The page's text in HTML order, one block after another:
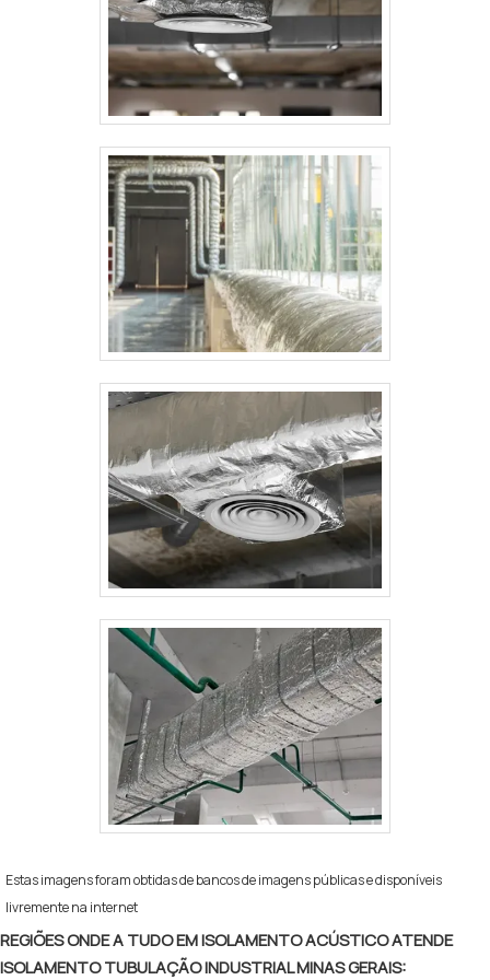
largura padrão de 1 metro. A escolha da
espessura ideal depende do nível de
proteção mecânica desejado e das
exigências do ambiente da aplicação
(ambientes externos, áreas de tráfego,
locais úmidos, etc.). Esse tipo de
revestimento é recomendado para:
Isolamento de tubulações e caldeiras;
Revestimento de tanques e dutos;
Ambientes industriais, alimentícios e
petroquímicos. Além do visual limpo e
profissional, o alumínio também possui
propriedades refletivas que ajudam no
controle térmico.
Estas imagens foram obtidas de bancos de imagens públicas e disponíveis
livremente na internet
REGIÕES ONDE A TUDO EM ISOLAMENTO ACÚSTICO ATENDE
ISOLAMENTO TUBULAÇÃO INDUSTRIAL MINAS GERAIS: